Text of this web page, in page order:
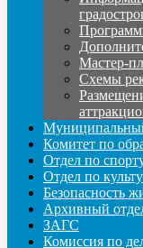
Мастер-
Схемы
Комитет по
Отдел по
Отдел по
Безопасность
Архивный
ЗАГС
Комиссия по